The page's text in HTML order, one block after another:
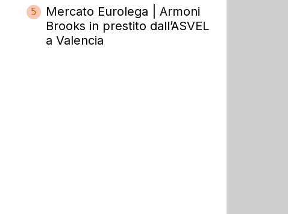
5
Mercato Eurolega | Armoni
Brooks in prestito dall’ASVEL
a Valencia